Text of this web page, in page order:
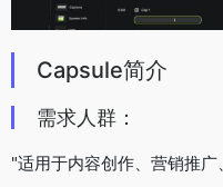
Capsule简介
需求人群：
"适用于内容创作、营销推